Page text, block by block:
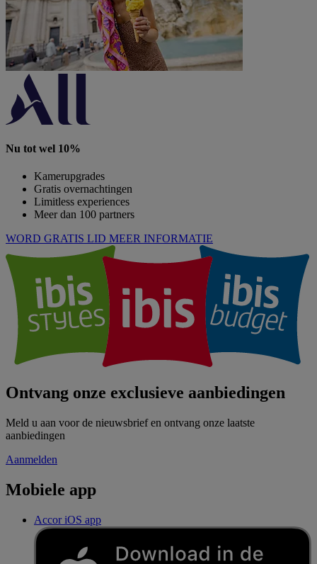
Nu tot wel 10%
Kamerupgrades
Gratis overnachtingen
Limitless experiences
Meer dan 100 partners
WORD GRATIS LID MEER INFORMATIE
Ontvang onze exclusieve aanbiedingen
Meld u aan voor de nieuwsbrief en ontvang onze laatste
aanbiedingen
Aanmelden
Mobiele app
Accor iOS app